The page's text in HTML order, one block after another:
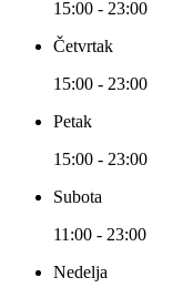
15:00 - 23:00
Četvrtak
15:00 - 23:00
Petak
15:00 - 23:00
Subota
11:00 - 23:00
Nedelja